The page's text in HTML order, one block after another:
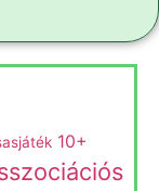
10+